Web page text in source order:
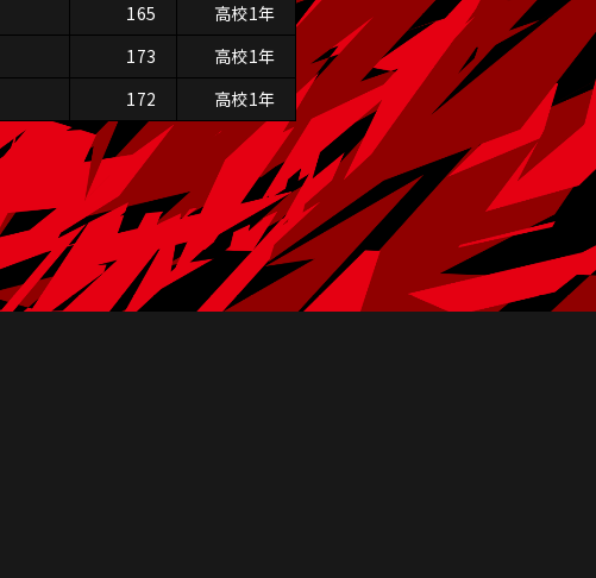
165
高校1年
173
高校1年
172 高校1年